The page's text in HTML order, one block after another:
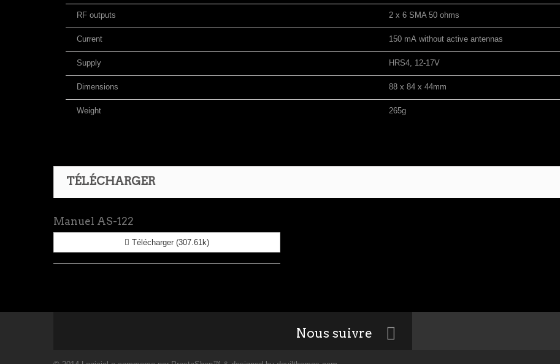
RF outputs 2 x 6 SMA 50 ohms
Current 150 mA without active antennas
Supply HRS4, 12-17V
Dimensions 88 x 84 x 44mm
Weight 265g
TÉLÉCHARGER
Manuel AS-122
Télécharger (307.61k)
Nous suivre